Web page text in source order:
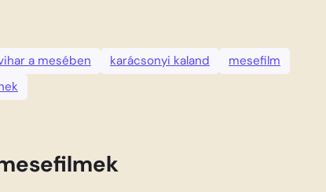
a mesében karácsonyi kaland
mesefilm